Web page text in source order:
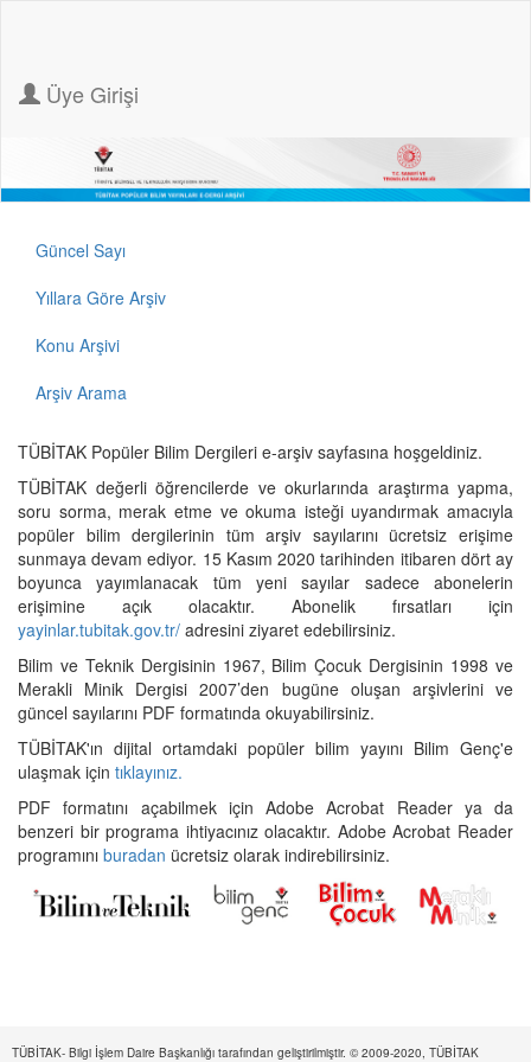
Üye Girişi
Güncel Sayı
Yıllara Göre Arşiv
Konu Arşivi
Arşiv Arama
TÜBİTAK Popüler Bilim Dergileri e-arşiv sayfasına hoşgeldiniz.
TÜBİTAK değerli öğrencilerde ve okurlarında araştırma yapma,
soru sorma, merak etme ve okuma isteği uyandırmak amacıyla
popüler bilim dergilerinin tüm arşiv sayılarını ücretsiz erişime
sunmaya devam ediyor. 15 Kasım 2020 tarihinden itibaren dört ay
boyunca yayımlanacak tüm yeni sayılar sadece abonelerin
erişimine açık olacaktır. Abonelik fırsatları için
yayinlar.tubitak.gov.tr/ adresini ziyaret edebilirsiniz.
Bilim ve Teknik Dergisinin 1967, Bilim Çocuk Dergisinin 1998 ve
Merakli Minik Dergisi 2007’den bugüne oluşan arşivlerini ve
güncel sayılarını PDF formatında okuyabilirsiniz.
TÜBİTAK'ın dijital ortamdaki popüler bilim yayını Bilim Genç'e
ulaşmak için tıklayınız.
PDF formatını açabilmek için Adobe Acrobat Reader ya da
benzeri bir programa ihtiyacınız olacaktır. Adobe Acrobat Reader
programını buradan ücretsiz olarak indirebilirsiniz.
TÜBİTAK- Bilgi İşlem Daire Başkanlığı tarafından geliştirilmiştir. © 2009-2020, TÜBİTAK